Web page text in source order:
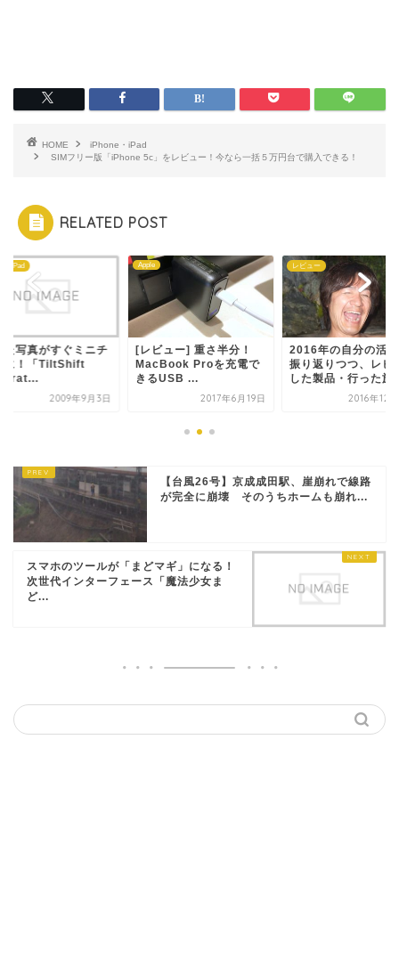
HOME
iPhone・iPad
SIMフリー版「iPhone 5c」をレビュー！今なら一括５万円台で購入できる！
RELATED POST
・iPad
た写真がすぐミニチ
に！「TiltShift
2009年9月3日
Apple
[レビュー] 重さ半分！
MacBook Proを充電で
きるUSB ...
2017年6月19日
レビュー
2016年の自分の活
振り返りつつ、レビ
した製品・行った旅
2016年12
【台風26号】京成成田駅、崖崩れで線路
が完全に崩壊 そのうちホームも崩れ...
スマホのツールが「まどマギ」になる！
次世代インターフェース「魔法少女ま
ど...